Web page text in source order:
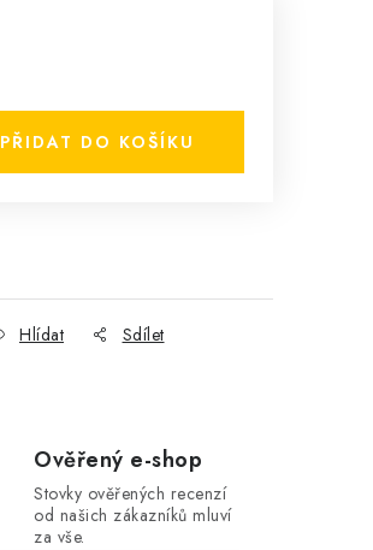
PŘIDAT DO KOŠÍKU
Hlídat Sdílet
Ověřený e-shop
Stovky ověřených recenzí
od našich zákazníků mluví
za vše.